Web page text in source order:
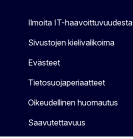
Ilmoita IT-haavoittuvuudesta
Sivustojen kielivalikoima
Evästeet
Tietosuojaperiaatteet
Oikeudellinen huomautus
Saavutettavuus